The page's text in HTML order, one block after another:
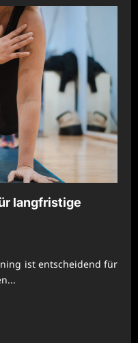
langfristige
ist entscheidend für